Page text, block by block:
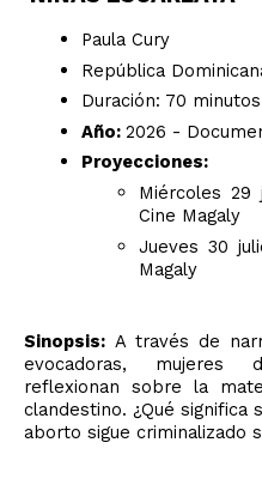
Paula Cury
República
Duración: 70
Año: 2026 -
Proyecciones:
Miércoles 29
Cine Magaly
Jueves 30
Magaly
Sinopsis: A través de
evocadoras, mujeres
reflexionan sobre la
clandestino. ¿Qué
aborto sigue criminalizado